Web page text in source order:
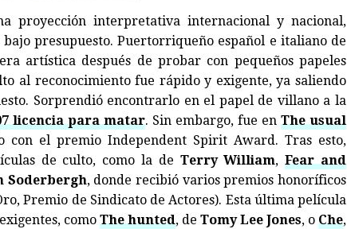
proyección interpretativa internacional y nacional,
presupuesto. Puertorriqueño español e italiano de
artística después de probar con pequeños papeles
al reconocimiento fue rápido y exigente, ya saliendo
Sorprendió encontrarlo en el papel de villano a la
licencia para matar. Sin embargo, fue en The usual
con el premio Independent Spirit Award. Tras esto,
de culto, como la de Terry William,Fear and
Soderbergh, donde recibió varios premios honoríficos
Premio de Sindicato de Actores). Esta última película
como The hunted, de Tomy Lee Jones, o Che,